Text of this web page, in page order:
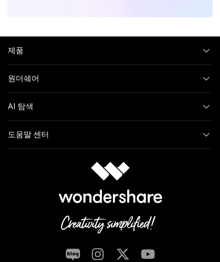
제품
원더쉐어
AI 탐색
도움말 센터